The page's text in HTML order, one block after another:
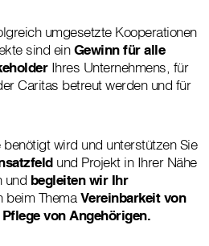
umgesetzte Kooperationen
sind einGewinn für alle
Ihres Unternehmens, für
Caritas betreut werden und für
wird und unterstützen Sie
und Projekt in Ihrer Nähe
und begleiten wir Ihr
beim ThemaVereinbarkeit von
Pflege von Angehörigen.